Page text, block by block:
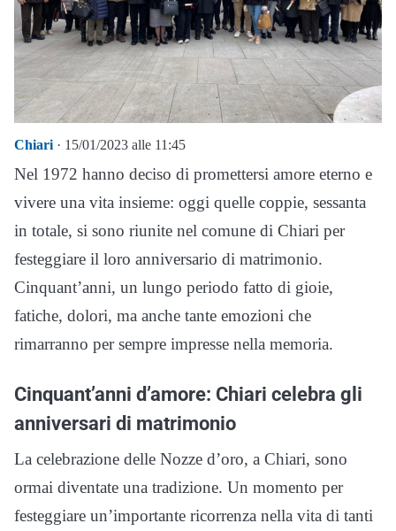
Chiari · 15/01/2023 alle 11:45
Nel 1972 hanno deciso di promettersi amore eterno e
vivere una vita insieme: oggi quelle coppie, sessanta
in totale, si sono riunite nel comune di Chiari per
festeggiare il loro anniversario di matrimonio.
Cinquant’anni, un lungo periodo fatto di gioie,
fatiche, dolori, ma anche tante emozioni che
rimarranno per sempre impresse nella memoria.
Cinquant’anni d’amore: Chiari celebra gli
anniversari di matrimonio
La celebrazione delle Nozze d’oro, a Chiari, sono
ormai diventate una tradizione. Un momento per
festeggiare un’importante ricorrenza nella vita di tanti